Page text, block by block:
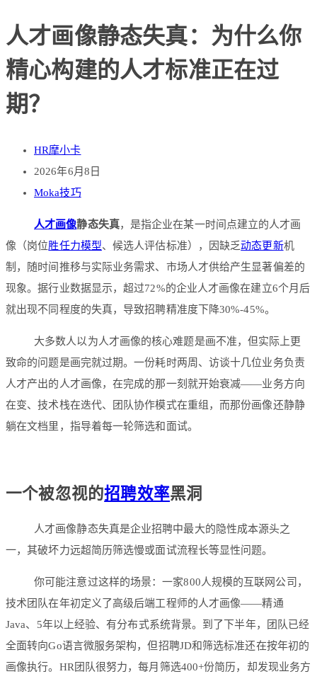
人才画像静态失真：为什么你
精心构建的人才标准正在过
期？
HR摩小卡
2026年6月8日
Moka技巧
人才画像静态失真，是指企业在某一时间点建立的人才画
像（岗位胜任力模型、候选人评估标准），因缺乏动态更新机
制，随时间推移与实际业务需求、市场人才供给产生显著偏差的
现象。据行业数据显示，超过72%的企业人才画像在建立6个月后
就出现不同程度的失真，导致招聘精准度下降30%-45%。
大多数人以为人才画像的核心难题是画不准，但实际上更
致命的问题是画完就过期。一份耗时两周、访谈十几位业务负责
人才产出的人才画像，在完成的那一刻就开始衰减——业务方向
在变、技术栈在迭代、团队协作模式在重组，而那份画像还静静
躺在文档里，指导着每一轮筛选和面试。
一个被忽视的招聘效率黑洞
人才画像静态失真是企业招聘中最大的隐性成本源头之
一，其破坏力远超简历筛选慢或面试流程长等显性问题。
你可能注意过这样的场景：一家800人规模的互联网公司，
技术团队在年初定义了高级后端工程师的人才画像——精通
Java、5年以上经验、有分布式系统背景。到了下半年，团队已经
全面转向Go语言微服务架构，但招聘JD和筛选标准还在按年初的
画像执行。HR团队很努力，每月筛选400+份简历，却发现业务方